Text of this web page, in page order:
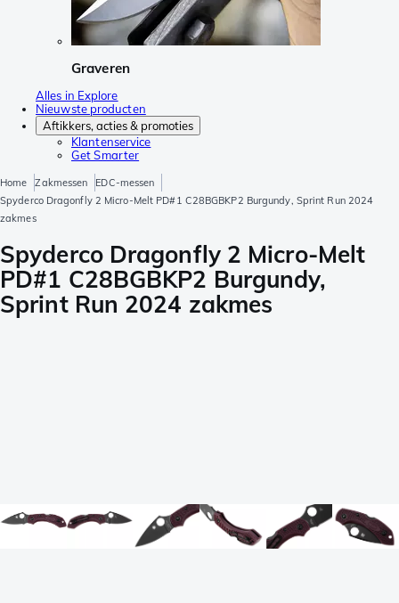
Graveren
Alles in Explore
Nieuwste producten
Aftikkers, acties & promoties
Klantenservice
Get Smarter
Home Zakmessen
EDC-messen
Spyderco Dragonfly 2 Micro-Melt PD#1 C28BGBKP2 Burgundy, Sprint Run 2024
zakmes
Spyderco Dragonfly 2 Micro-Melt
PD#1 C28BGBKP2 Burgundy,
Sprint Run 2024 zakmes